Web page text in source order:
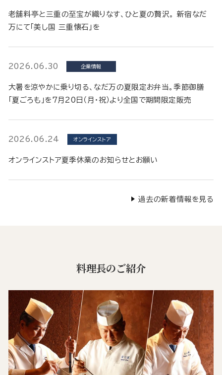
老舗料亭と三重の至宝が織りなす、ひと夏の贅沢。 新宿なだ
万にて「美し国 三重懐石」を
2026.06.30 企業情報
大暑を涼やかに乗り切る、なだ万の夏限定お弁当。季節御膳
「夏ごろも」を7月20日（月・祝）より全国で期間限定販売
2026.06.24 オンラインストア
オンラインストア夏季休業のお知らせとお願い
過去の新着情報を見る
料理長のご紹介